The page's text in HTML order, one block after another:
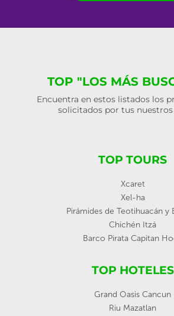
TOP "LOS MÁS
Encuentra en estos listados los
solicitados por tus
TOP TOURS
Xcaret
Xel-ha
Pirámides de Teotihuacán y
Chichén Itzá
Barco Pirata Capitan
TOP HOTELES
Grand Oasis Cancun
Riu Mazatlan